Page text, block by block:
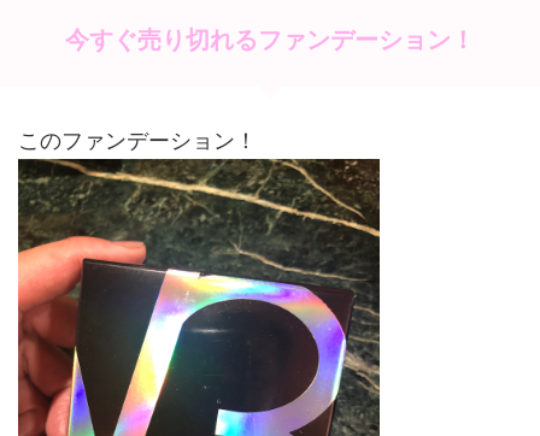
今すぐ売り切れるファンデーション！
このファンデーション！